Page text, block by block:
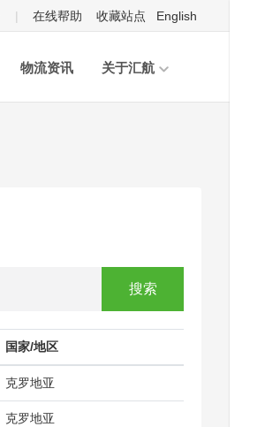
| English
在线帮助 收藏站点
物流资讯 关于汇航
搜索
国家/地区
克罗地亚
克罗地亚